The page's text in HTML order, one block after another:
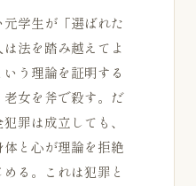
元学生が「選ばれた
は法を踏み越えてよ
いう理論を証明する
老女を斧で殺す。だ
罪は成立しても、
体と心が理論を拒絶
める。これは犯罪と